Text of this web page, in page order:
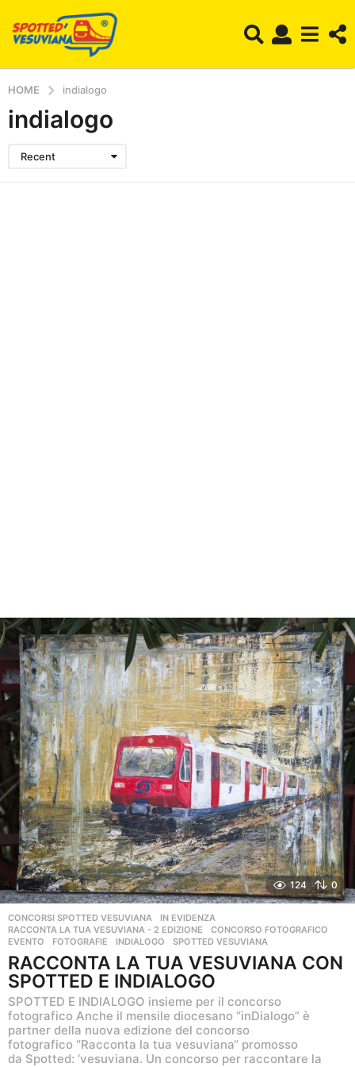
HOME indialogo
indialogo
Recent
124 0
CONCORSI SPOTTED VESUVIANA ,IN EVIDENZA
RACCONTA LA TUA VESUVIANA - 2 EDIZIONE
CONCORSO FOTOGRAFICO
EVENTO
,FOTOGRAFIE ,INDIALOGO ,SPOTTED VESUVIANA
RACCONTA LA TUA VESUVIANA CON
SPOTTED E INDIALOGO
SPOTTED E INDIALOGO insieme per il concorso
fotografico Anche il mensile diocesano “inDialogo” è
partner della nuova edizione del concorso
fotografico “Racconta la tua vesuviana“ promosso
da Spotted: ‘vesuviana. Un concorso per raccontare la